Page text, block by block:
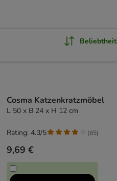
Beliebtheit
Cosma Katzenkratzmöbel
L 50 x B 24 x H 12 cm
9,69 €
Rating: 4.3/5 (65)